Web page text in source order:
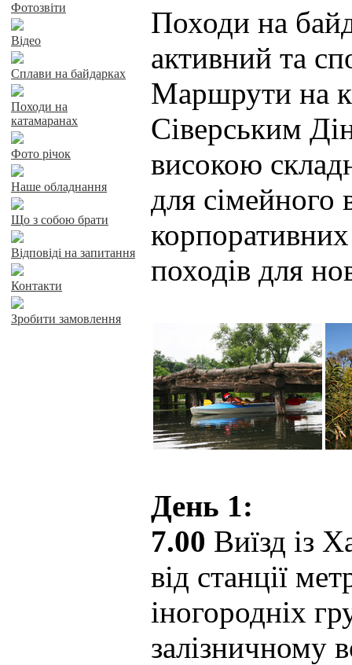
Фотозвіти
Відео
Сплави на байдарках
Походи на
катамаранах
Фото річок
Наше обладнання
Що з собою брати
Відповіді на запитання
Контакти
Зробити замовлення
Походи на
активний та
Маршрути на
Сіверським
високою
для сімейного
корпоративних
походів для
День 1:
7.00 Виїзд із
від станції
іногородніх
залізничному